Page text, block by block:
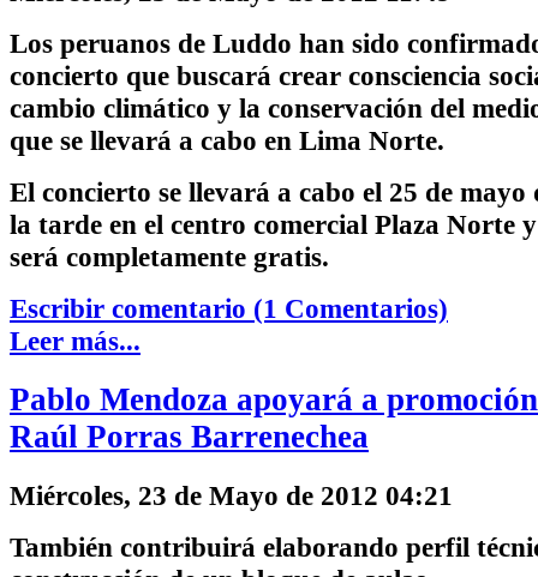
Los peruanos de Luddo han sido
concierto que buscará crear consciencia
cambio climático y la conservación del
que se llevará a cabo en Lima Norte.
El concierto se llevará a cabo el 25 de mayo
la tarde en el centro comercial Plaza Norte
será completamente gratis.
Escribir comentario (1 Comentarios)
Leer más...
Pablo Mendoza apoyará a
Raúl Porras Barrenechea
Miércoles, 23 de Mayo de 2012 04:21
También contribuirá elaborando perfil